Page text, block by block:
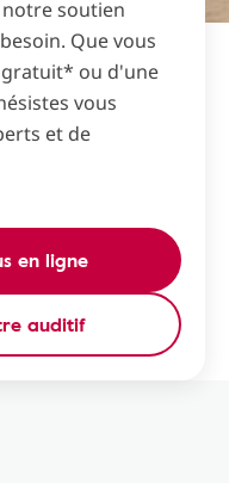
soutien
Que vous
ou d'une
vous
et de
en ligne
auditif